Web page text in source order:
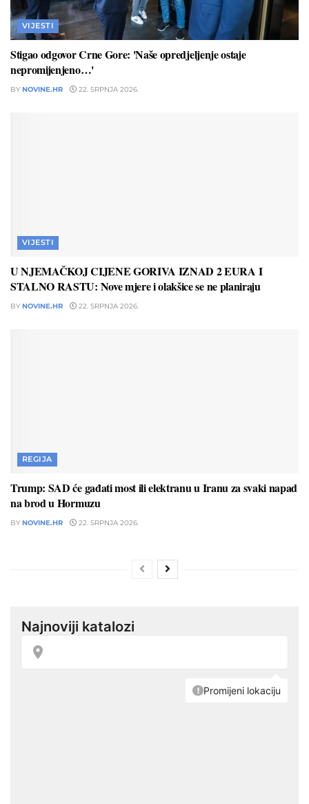
VIJESTI
Stigao odgovor Crne Gore: 'Naše opredjeljenje ostaje
nepromijenjeno…'
BY NOVINE.HR 22. SRPNJA 2026.
VIJESTI
U NJEMAČKOJ CIJENE GORIVA IZNAD 2 EURA I
STALNO RASTU: Nove mjere i olakšice se ne planiraju
BY NOVINE.HR 22. SRPNJA 2026.
REGIJA
Trump: SAD će gađati most ili elektranu u Iranu za svaki napad
na brod u Hormuzu
BY NOVINE.HR 22. SRPNJA 2026.